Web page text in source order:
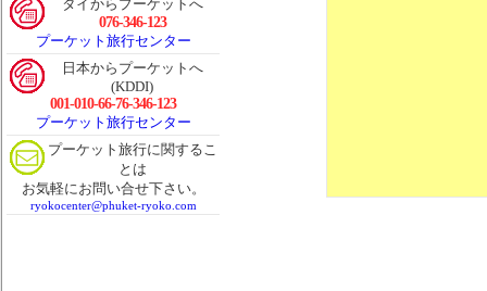
タイからプーケットへ
076-346-123
プーケット旅行センター
日本からプーケットへ
(KDDI)
001-010-66-76-346-123
プーケット旅行センター
プーケット旅行に関するこ
とは
お気軽にお問い合せ下さい。
ryokocenter@phuket-ryoko.com